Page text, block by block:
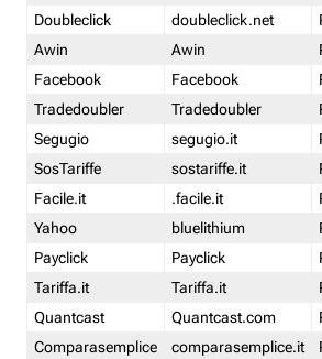
Doubleclick
doubleclick.net
Awin
Awin
Facebook
Facebook
Tradedoubler
Tradedoubler
Segugio
segugio.it
SosTariffe
sostariffe.it
Facile.it
.facile.it
Yahoo
bluelithium
Payclick
Payclick
Tariffa.it
Tariffa.it
Quantcast
Quantcast.com
Comparasemplice
comparasemplice.it